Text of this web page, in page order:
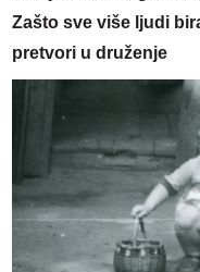
Zašto sve više ljudi
pretvori u druženje